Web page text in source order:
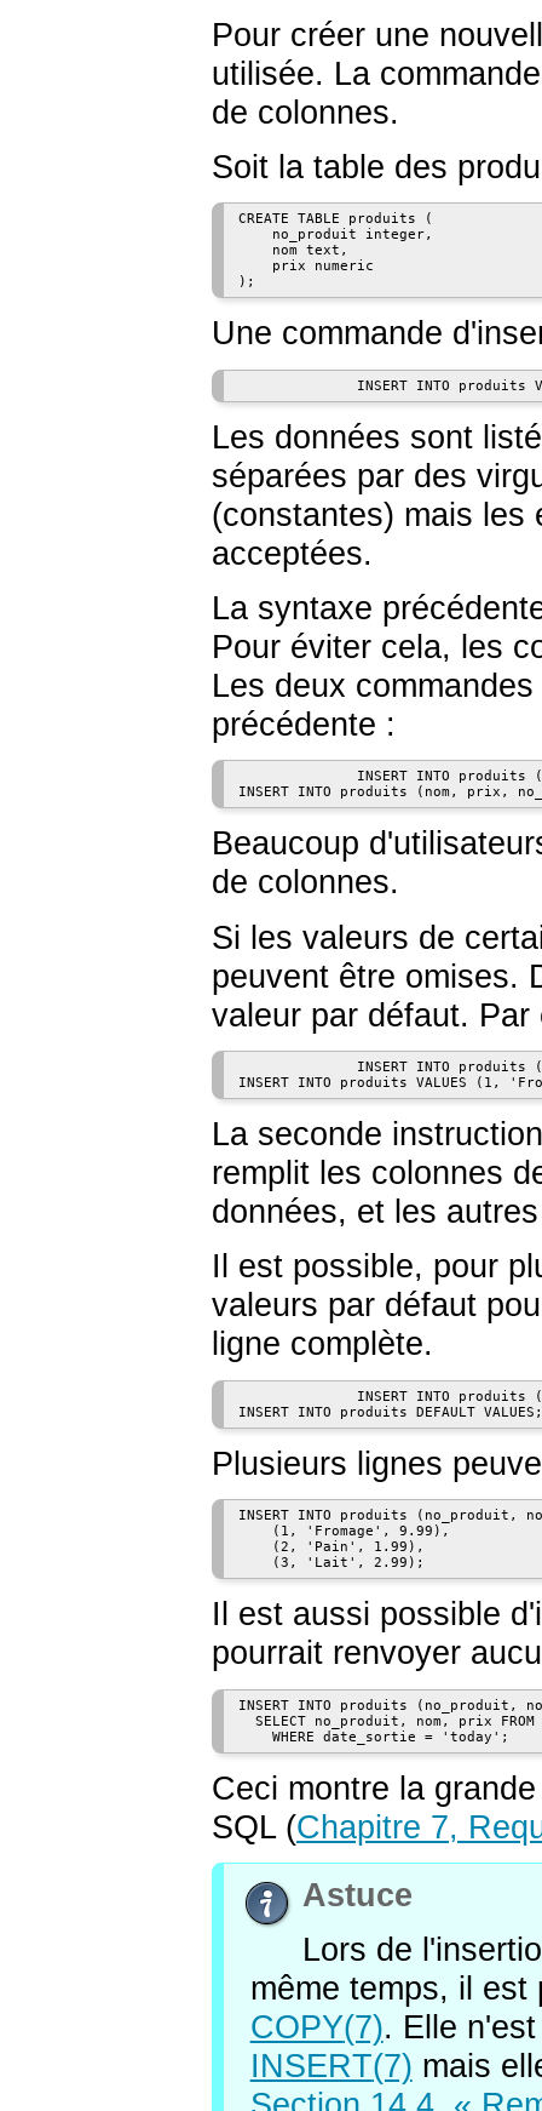
Pour créer une
utilisée. La
de colonnes.
Soit la table des
CREATE TABLE produits (
    no_produit integer,
    nom text,
    prix numeric
);
Une commande
INSERT INTO produits
Les données sont
séparées par des
(constantes) mais les
acceptées.
La syntaxe
Pour éviter cela, les
Les deux
précédente :
INSERT INTO produits
INSERT INTO produits (nom, prix,
Beaucoup
de colonnes.
Si les valeurs de
peuvent être omises.
valeur par défaut. Par
INSERT INTO produits
INSERT INTO produits VALUES (1,
La seconde
remplit les colonnes
données, et les
Il est possible, pour
valeurs par défaut
ligne complète.
INSERT INTO produits
INSERT INTO produits DEFAULT VALUES;
Plusieurs lignes
INSERT INTO produits (no_produit,
    (1, 'Fromage', 9.99),
    (2, 'Pain', 1.99),
Il est aussi possible
pourrait renvoyer
INSERT INTO produits (no_produit,
SELECT no_produit, nom, prix FROM
Ceci montre la
SQL (Chapitre 7,
Astuce
Lors de
même temps, il est
COPY(7). Elle
INSERT(7) mais